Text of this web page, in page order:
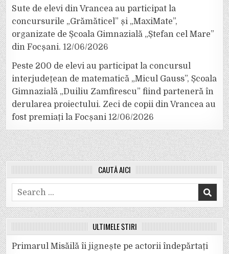
Sute de elevi din Vrancea au participat la
concursurile „Grămăticel” și „MaxiMate”,
organizate de Școala Gimnazială „Ștefan cel Mare”
din Focșani. 12/06/2026
Peste 200 de elevi au participat la concursul
interjudețean de matematică „Micul Gauss”, Școala
Gimnazială „Duiliu Zamfirescu” fiind parteneră în
derularea proiectului. Zeci de copii din Vrancea au
fost premiați la Focșani 12/06/2026
CAUTĂ AICI
Search
for:
ULTIMELE ȘTIRI
Primarul Misăilă îi jignește pe actorii îndepărtați